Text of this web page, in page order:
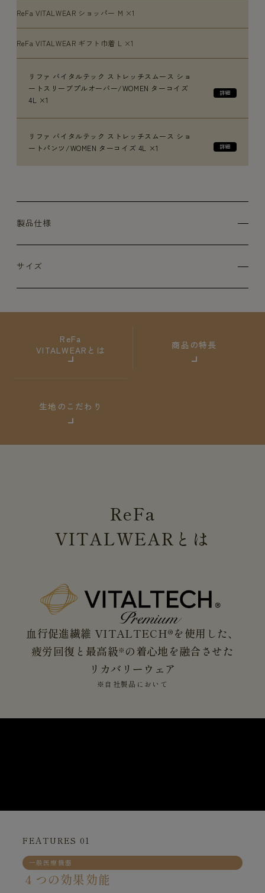
ReFa VITALWEAR ショッパー M ×1
ReFa VITALWEAR ギフト巾着 L ×1
リファ バイタルテック ストレッチスムース ショ
ートスリーブプルオーバー/WOMEN ターコイズ
4L ×1
リファ バイタルテック ストレッチスムース ショ
ートパンツ/WOMEN ターコイズ 4L ×1
製品仕様
サイズ
ReFa
VITALWEARとは
商品の特長
生地のこだわり
ReFa
VITALWEAR とは
血行促進繊維 VITALTECH®を使用した、
疲労回復と最高級※ の着心地を融合させた
リカバリーウェア
※自社製品において
FEATURES 01
一般医療機器
４つの効果効能